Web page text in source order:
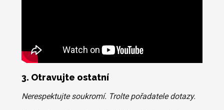
3. Otravujte ostatní
Nerespektujte soukromí. Trolte pořadatele dotazy.